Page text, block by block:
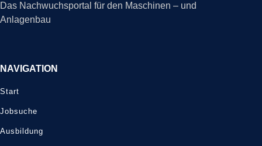
Das Nachwuchsportal für den Maschinen – und
Anlagenbau
NAVIGATION
Start
Jobsuche
Ausbildung